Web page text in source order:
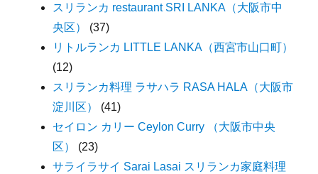
スリランカ restaurant SRI LANKA（大阪市中
央区）
(37)
リトルランカ LITTLE LANKA（西宮市山口町）
(12)
スリランカ料理 ラサハラ RASA HALA（大阪市
淀川区）
(41)
セイロン カリー Ceylon Curry （大阪市中央
区）
(23)
サライラサイ Sarai Lasai スリランカ家庭料理